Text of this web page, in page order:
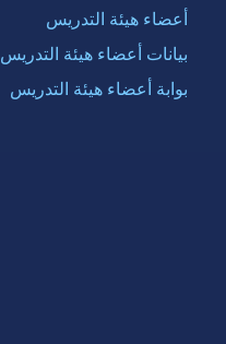
أعضاء هيئة التدريس
بيانات أعضاء هيئة التدريس
بوابة أعضاء هيئة التدريس